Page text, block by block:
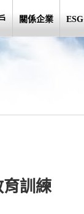
關係企業
訓練